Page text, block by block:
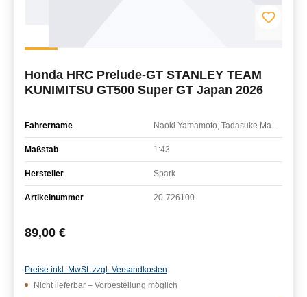
Honda HRC Prelude-GT STANLEY TEAM
KUNIMITSU GT500 Super GT Japan 2026
Fahrername
Maßstab 1:43
Hersteller Spark
Artikelnummer 20-726100
Regulärer Preis:
89,00 €
Preise inkl. MwSt. zzgl. Versandkosten
Nicht lieferbar – Vorbestellung möglich